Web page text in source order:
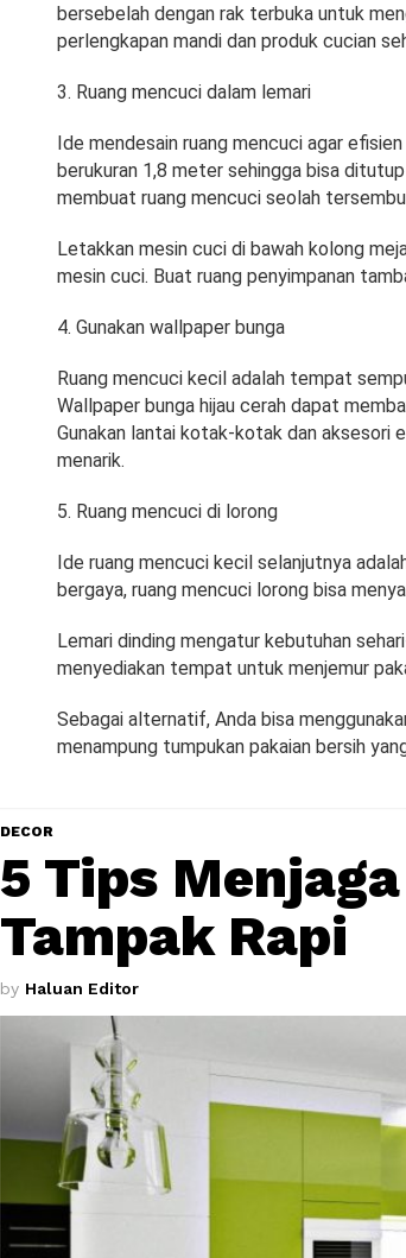
bersebelah dengan rak terbuka untuk
perlengkapan mandi dan produk cucian
Ruang mencuci dalam lemari
Ide mendesain ruang mencuci agar
berukuran 1,8 meter sehingga bisa
membuat ruang mencuci seolah
Letakkan mesin cuci di bawah kolong
mesin cuci. Buat ruang penyimpanan
Gunakan wallpaper bunga
Ruang mencuci kecil adalah tempat
Wallpaper bunga hijau cerah dapat
Gunakan lantai kotak-kotak dan aksesori
menarik.
Ruang mencuci di lorong
Ide ruang mencuci kecil selanjutnya
bergaya, ruang mencuci lorong bisa
Lemari dinding mengatur kebutuhan
menyediakan tempat untuk menjemur
Sebagai alternatif, Anda bisa
menampung tumpukan pakaian bersih
DECOR
5 Tips
Tampak Rapi
by Haluan Editor